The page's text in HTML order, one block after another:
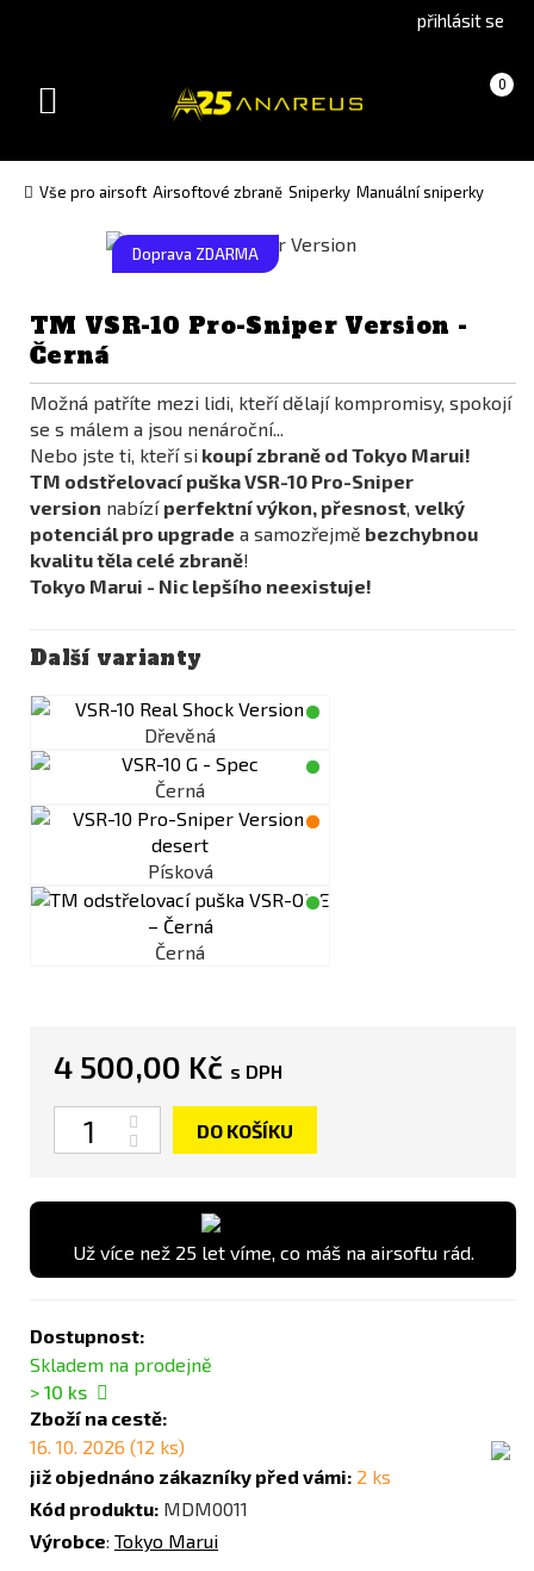
version(Slovak)
přihlásit se
Košík 0
(prázdný)
Toggle
Vše pro airsoft Airsoftové zbraně Sniperky Manuální sniperky
Doprava ZDARMA
TM VSR-10 Pro-Sniper Version -
Černá
Možná patříte mezi lidi, kteří dělají kompromisy, spokojí
se s málem a jsou nenároční...
Nebo jste ti, kteří si koupí zbraně od Tokyo Marui!
TM odstřelovací puška VSR-10 Pro-Sniper
version nabízí perfektní výkon, přesnost, velký
potenciál pro upgrade a samozřejmě bezchybnou
kvalitu těla celé zbraně!
Tokyo Marui - Nic lepšího neexistuje!
Další varianty
Dřevěná
Černá
Písková
Černá
4 500,00 Kč s DPH
Počet
DO KOŠÍKU
Už více než 25 let víme, co máš na airsoftu rád.
Dostupnost:
Skladem na prodejně
> 10 ks
Zboží na cestě:
16. 10. 2026 (12 ks)
již objednáno zákazníky před vámi: 2 ks
Kód produktu: MDM0011
Výrobce: Tokyo Marui